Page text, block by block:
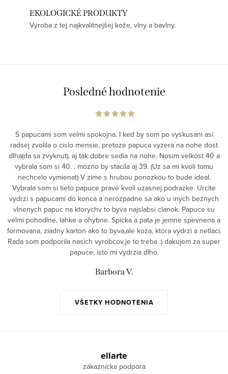
EKOLOGICKÉ PRODUKTY
Výroba z tej najkvalitnejšej kože, vlny a bavlny.
Posledné hodnotenie
VŠETKY HODNOTENIA
S papucami som velmi spokojna. I ked by som po vyskusani asi
radsej zvolila o cislo mensie, pretoze papuca vyzera na nohe dost
dlha(da sa zvyknut), aj tak dobre sedia na nohe. Nosim velkost 40 a
vybrala som si 40. , mozno by stacila aj 39. (Uz sa mi kvoli tomu
nechcelo vymienat) V zime s hrubou ponozkou to bude ideal.
Vybrala som si tieto papuce prave kvoli uzasnej podrazke. Urcite
vydrzi s papucami do konca a nerozpadne sa ako u inych beznych
vlnenych papuc na ktorychv to byva najslabsi clanok. Papuce su
velmi pohodlne, lahke a ohybne. Spicka a pata je jemne spevnena a
formovana, ziadny karton ako to byva,ale koza, ktora vydrzi a netlaci.
Rada som podporila nasich vyrobcov,je to treba :) dakujem za super
papuce, isto mi vydrzia dlho.
Barbora V.
ellarte